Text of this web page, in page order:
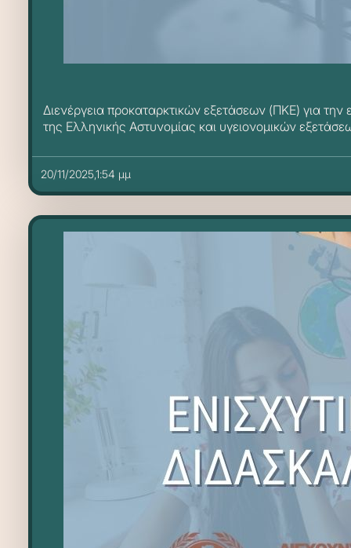
Διενέργεια προκαταρκτικών εξετάσεων (ΠΚΕ) για
της Ελληνικής Αστυνομίας και υγειονομικών
20/11/2025,1:54 μμ